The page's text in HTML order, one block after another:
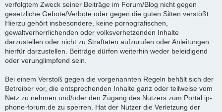
verfolgtem Zweck seiner Beiträge im Forum/Blog nicht gegen
gesetzliche Gebote/Verbote oder gegen die guten Sitten verstößt.
Hierzu gehört insbesondere, keine pornografischen,
gewaltverherrlichenden oder volksverhetzenden Inhalte
darzustellen oder nicht zu Straftaten aufzurufen oder Anleitungen
hierfür darzustellen. Beiträge dürfen weiterhin weder beleidigend
oder verunglimpfend sein.
Bei einem Verstoß gegen die vorgenannten Regeln behält sich der
Betreiber vor, die entsprechenden Inhalte ganz oder teilweise vom
Netz zu nehmen und/oder den Zugang des Nutzers zum Portal ip-
phone-forum.de zu sperren. Hat der Nutzer die Verletzung der